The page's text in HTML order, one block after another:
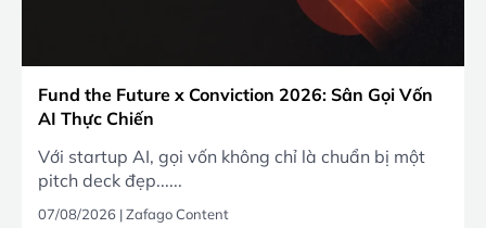
Fund the Future x Conviction 2026: Sân Gọi Vốn
AI Thực Chiến
Với startup AI, gọi vốn không chỉ là chuẩn bị một
pitch deck đẹp......
07/08/2026 |Zafago Content